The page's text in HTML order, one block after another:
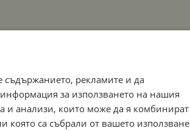
съдържанието, рекламите и да
за използването на нашия
и анализи, които може да я комбинират
която са събрали от вашето използване